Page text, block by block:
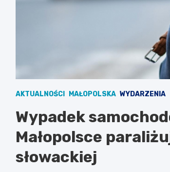
AKTUALNOŚCI MAŁOPOLSKA WYDARZENIA
Wypadek
Małopolsce
słowackiej